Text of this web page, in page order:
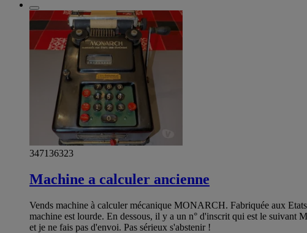
347136323
Machine a calculer ancienne
Vends machine à calculer mécanique MONARCH. Fabriquée aux
machine est lourde. En dessous, il y a un n° d'inscrit qui est le suivant
et je ne fais pas d'envoi. Pas sérieux s'abstenir !